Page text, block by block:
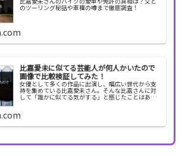
のツーリング秘話や車種の噂まで徹底調査！
比嘉愛未に似てる芸能人が何人かいたので
画像で比較検証してみた！
女優として多くの作品に出演し、幅広い世代から支
持を集めている比嘉愛未さん。そんな比嘉さんに対
して「誰かに似てる気がする」と感じたことはあり
っており、顔...